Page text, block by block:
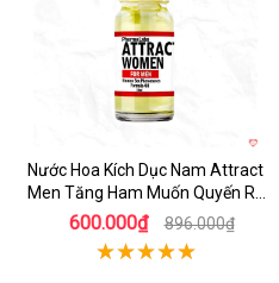
Nước Hoa Kích Dục Nam Attract
Men Tăng Ham Muốn Quyến Rũ
Mạnh Mẽ
600.000₫ 896.000₫